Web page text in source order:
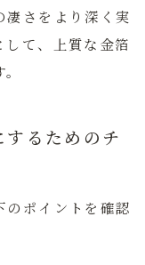
凄さをより深く実
て、上質な金箔
るためのチ
のポイントを確認